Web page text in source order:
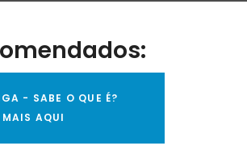
- SABE O QUE É?
MAIS AQUI